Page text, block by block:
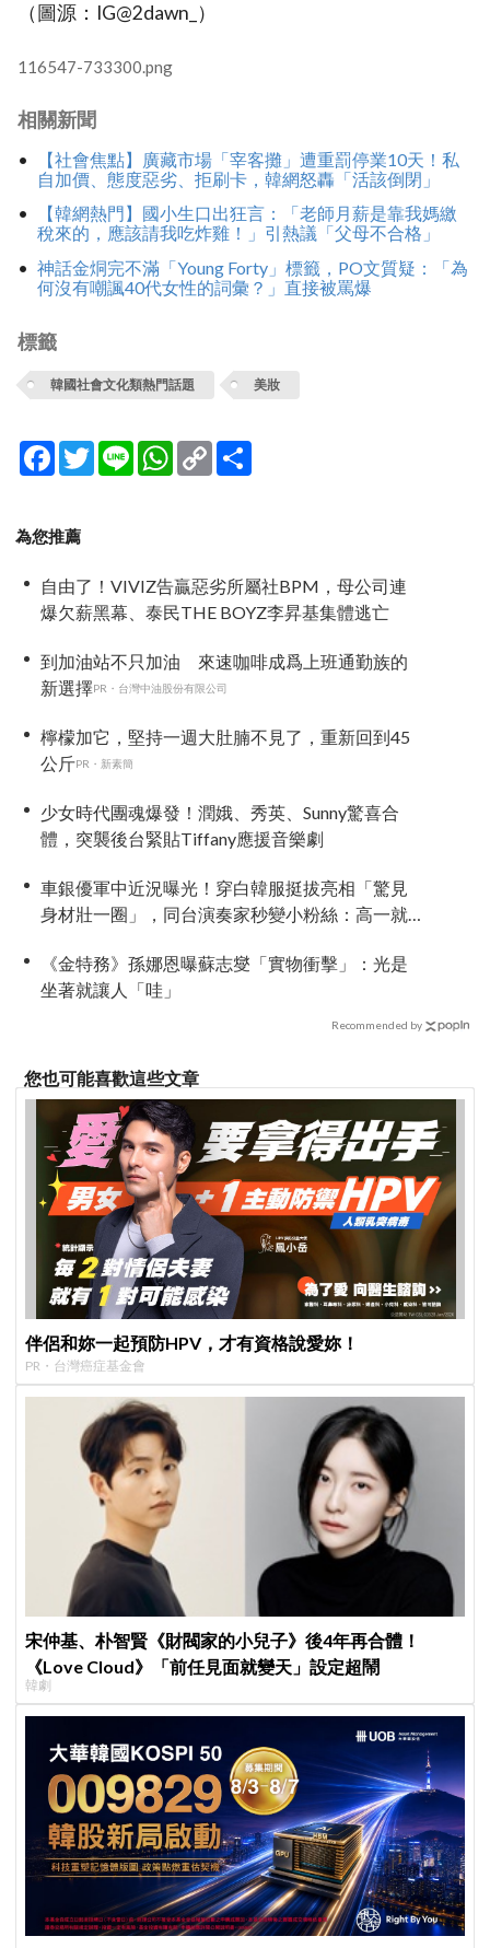
（圖源：IG@2dawn_）
116547-733300.png
相關新聞
【社會焦點】廣藏市場「宰客攤」遭重罰停業10天！私
自加價、態度惡劣、拒刷卡，韓網怒轟「活該倒閉」
【韓網熱門】國小生口出狂言：「老師月薪是靠我媽繳
稅來的，應該請我吃炸雞！」引熱議「父母不合格」
神話金烔完不滿「Young Forty」標籤，PO文質疑：「為
何沒有嘲諷40代女性的詞彙？」直接被罵爆
標籤
韓國社會文化類熱門話題 美妝
Facebook
TwitterLine WhatsApp
Copy
Link
為您推薦
自由了！VIVIZ告贏惡劣所屬社BPM，母公司連
爆欠薪黑幕、泰民THE BOYZ李昇基集體逃亡
到加油站不只加油 來速咖啡成爲上班通勤族的
新選擇PR・台灣中油股份有限公司
檸檬加它，堅持一週大肚腩不見了，重新回到45
公斤PR・新素簡
少女時代團魂爆發！潤娥、秀英、Sunny驚喜合
體，突襲後台緊貼Tiffany應援音樂劇
車銀優軍中近況曝光！穿白韓服挺拔亮相「驚見
身材壯一圈」，同台演奏家秒變小粉絲：高一就
《金特務》孫娜恩曝蘇志燮「實物衝擊」：光是
坐著就讓人「哇」
Recommended by
您也可能喜歡這些文章
伴侶和妳一起預防HPV，才有資格說愛妳！
PR・台灣癌症基金會
宋仲基、朴智賢《財閥家的小兒子》後4年再合體！
《Love Cloud》「前任見面就變天」設定超鬧
韓劇